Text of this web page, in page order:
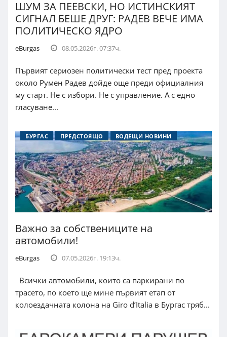
ШУМ ЗА ПЕЕВСКИ, НО ИСТИНСКИЯТ
СИГНАЛ БЕШЕ ДРУГ: РАДЕВ ВЕЧЕ ИМА
ПОЛИТИЧЕСКО ЯДРО
eBurgas 08.05.2026г. 07:37ч.
Първият сериозен политически тест пред проекта
около Румен Радев дойде още преди официалния
му старт. Не с избори. Не с управление. А с едно
гласуване...
БУРГАС ПРЕДСТОЯЩО ВОДЕЩИ НОВИНИ
Важно за собствениците на
автомобили!
eBurgas 07.05.2026г. 19:13ч.
Всички автомобили, които са паркирани по
трасето, по което ще мине първият етап от
колоездачната колона на Giro d’Italia в Бургас тряб...